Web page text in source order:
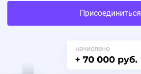
Присоединиться